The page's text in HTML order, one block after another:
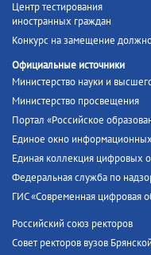
Центр тестирования
иностранных граждан
Конкурс на замещение
Официальные источники
Министерство науки и
Министерство просвещения
Портал «Российское
Единое окно
Единая коллекция цифровых
Федеральная служба по
ГИС «Современная цифровая
Российский союз ректоров
Совет ректоров вузов